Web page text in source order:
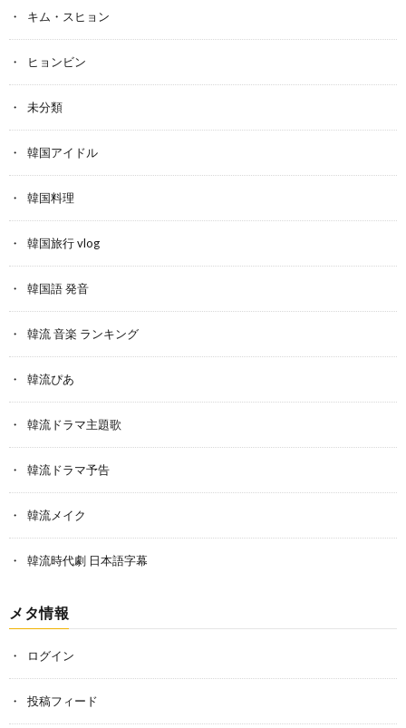
キム・スヒョン
ヒョンビン
未分類
韓国アイドル
韓国料理
韓国旅行 vlog
韓国語 発音
韓流 音楽 ランキング
韓流ぴあ
韓流ドラマ主題歌
韓流ドラマ予告
韓流メイク
韓流時代劇 日本語字幕
メタ情報
ログイン
投稿フィード